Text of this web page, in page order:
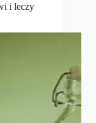
i leczy